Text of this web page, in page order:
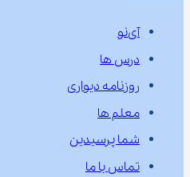
آی‌نو
درس ها
روزنامه دیواری
معلم ها
شما پرسیدین
تماس با ما